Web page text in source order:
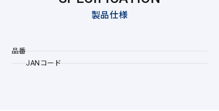
製品仕様
品番
JANコード